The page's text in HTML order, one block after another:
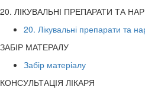
20. ЛІКУВАЛЬНІ ПРЕПАРАТИ ТА
20. Лікувальні препарати та
ЗАБІР МАТЕРАЛУ
Забір матеріалу
КОНСУЛЬТАЦІЯ ЛІКАРЯ